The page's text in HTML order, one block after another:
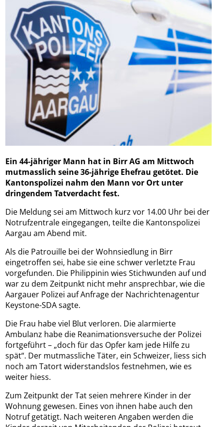
Ein 44-jähriger Mann hat in Birr AG am Mittwoch
mutmasslich seine 36-jährige Ehefrau getötet. Die
Kantonspolizei nahm den Mann vor Ort unter
dringendem Tatverdacht fest.
Die Meldung sei am Mittwoch kurz vor 14.00 Uhr bei der
Notrufzentrale eingegangen, teilte die Kantonspolizei
Aargau am Abend mit.
Als die Patrouille bei der Wohnsiedlung in Birr
eingetroffen sei, habe sie eine schwer verletzte Frau
vorgefunden. Die Philippinin wies Stichwunden auf und
war zu dem Zeitpunkt nicht mehr ansprechbar, wie die
Aargauer Polizei auf Anfrage der Nachrichtenagentur
Keystone-SDA sagte.
Die Frau habe viel Blut verloren. Die alarmierte
Ambulanz habe die Reanimationsversuche der Polizei
fortgeführt – „doch für das Opfer kam jede Hilfe zu
spät“. Der mutmassliche Täter, ein Schweizer, liess sich
noch am Tatort widerstandslos festnehmen, wie es
weiter hiess.
Zum Zeitpunkt der Tat seien mehrere Kinder in der
Wohnung gewesen. Eines von ihnen habe auch den
Notruf getätigt. Nach weiteren Angaben werden die